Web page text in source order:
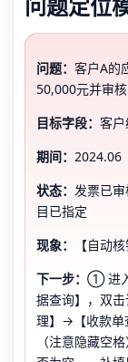
问题： 客户A的
50,000元并审
目标字段： 客
期间： 2024.06
状态： 发票已审
目已指定
现象：
【自动
下一步： ① 进
据查询】，双
理】→【收款单
（注意隐藏空